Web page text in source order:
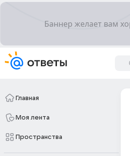
Главная
Моя лента
Пространства